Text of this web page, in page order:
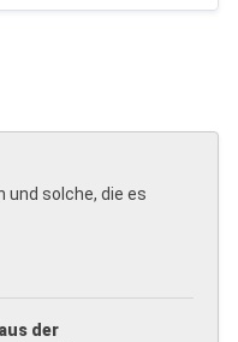
und solche, die es
der